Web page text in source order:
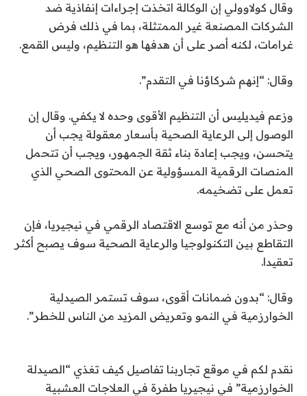
وقال كولاوولي إن الوكالة اتخذت إجراءات إنفاذية ضد
الشركات المصنعة غير الممتثلة، بما في ذلك فرض
غرامات، لكنه أصر على أن هدفها هو التنظيم، وليس القمع.
وقال: “إنهم شركاؤنا في التقدم”.
وزعم فيديليس أن التنظيم الأقوى وحده لا يكفي. وقال إن
الوصول إلى الرعاية الصحية بأسعار معقولة يجب أن
يتحسن، ويجب إعادة بناء ثقة الجمهور، ويجب أن تتحمل
المنصات الرقمية المسؤولية عن المحتوى الصحي الذي
تعمل على تضخيمه.
وحذر من أنه مع توسع الاقتصاد الرقمي في نيجيريا، فإن
التقاطع بين التكنولوجيا والرعاية الصحية سوف يصبح أكثر
تعقيدا.
وقال: “بدون ضمانات أقوى، سوف تستمر الصيدلية
الخوارزمية في النمو وتعريض المزيد من الناس للخطر”.
نقدم لكم في موقع تجاربنا تفاصيل كيف تغذي “الصيدلة
الخوارزمية” في نيجيريا طفرة في العلاجات العشبية